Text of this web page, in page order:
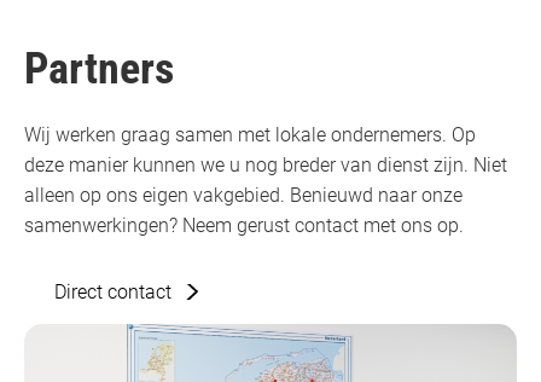
Partners
Wij werken graag samen met lokale ondernemers. Op
deze manier kunnen we u nog breder van dienst zijn. Niet
alleen op ons eigen vakgebied. Benieuwd naar onze
samenwerkingen? Neem gerust contact met ons op.
Direct contact